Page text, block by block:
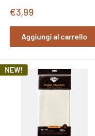
Prezzo
vendita
€3,99
Aggiungi al carrello
NEW!